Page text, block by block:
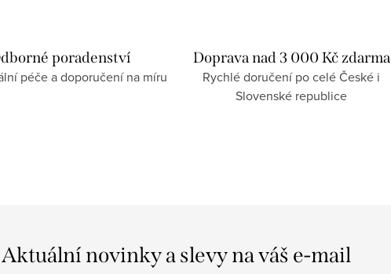
poradenství
péče a doporučení na míru
Doprava nad 3 000 Kč zdarma
Rychlé doručení po celé České i
Slovenské republice
Aktuální novinky a slevy na váš e-mail